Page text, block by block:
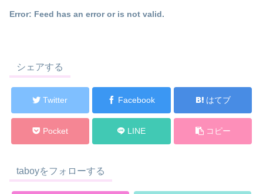
Error: Feed has an error or is not valid.
シェアする
Twitter Facebook はてブ
Pocket LINE コピー
taboyをフォローする